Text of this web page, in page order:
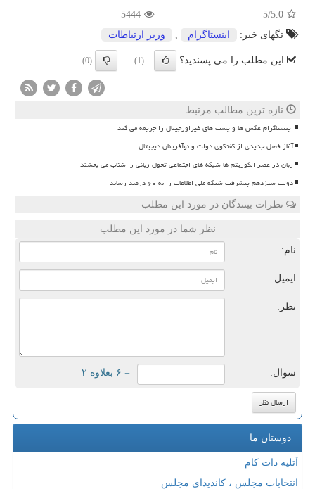
5.0
/5
5444
تگهای خبر:
اینستاگرام وزیر ارتباطات
این مطلب را می پسندید؟ (1)
(0)
تازه ترین مطالب مرتبط
اینستاگرام عکس ها و پست های غیراورجینال را جریمه می کند
آغاز فصل جدیدی از گفتگوی دولت و نوآفرینان دیجیتال
زبان در عصر الگوریتم ها شبکه های اجتماعی تحول زبانی را شتاب می بخشند
دولت سیزدهم پیشرفت شبکه ملی اطلاعات را به ۶۰ درصد رساند
نظرات بینندگان در مورد این مطلب
نظر شما در مورد این مطلب
نام:
ایمیل:
نظر:
سوال: = ۶ بعلاوه ۲
دوستان ما
آتلیه دات کام
انتخابات مجلس ، کاندیدای مجلس